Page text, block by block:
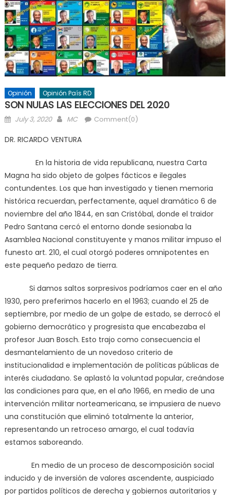
Opinión Opinión País RD
SON NULAS LAS ELECCIONES DEL 2020
Posted
July 3, 2020 Author
MC Comment(0)
DR. RICARDO VENTURA
En la historia de vida republicana, nuestra Carta
Magna ha sido objeto de golpes fácticos e ilegales
contundentes. Los que han investigado y tienen memoria
histórica recuerdan, perfectamente, aquel dramático 6 de
noviembre del año 1844, en san Cristóbal, donde el traidor
Pedro Santana cercó el entorno donde sesionaba la
Asamblea Nacional constituyente y manos militar impuso el
funesto art. 210, el cual otorgó poderes omnipotentes en
este pequeño pedazo de tierra.
Si damos saltos sorpresivos podríamos caer en el año
1930, pero preferimos hacerlo en el 1963; cuando el 25 de
septiembre, por medio de un golpe de estado, se derrocó el
gobierno democrático y progresista que encabezaba el
profesor Juan Bosch. Esto trajo como consecuencia el
desmantelamiento de un novedoso criterio de
institucionalidad e implementación de políticas públicas de
interés ciudadano. Se aplastó la voluntad popular, creándose
las condiciones para que, en el año 1966, en medio de una
intervención militar norteamericana, se impusiera de nuevo
una constitución que eliminó totalmente la anterior,
representando un retroceso amargo, el cual todavía
estamos saboreando.
En medio de un proceso de descomposición social
inducido y de inversión de valores ascendente, auspiciado
por partidos políticos de derecha y gobiernos autoritarios y